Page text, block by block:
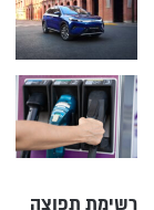
רשימת תפוצה